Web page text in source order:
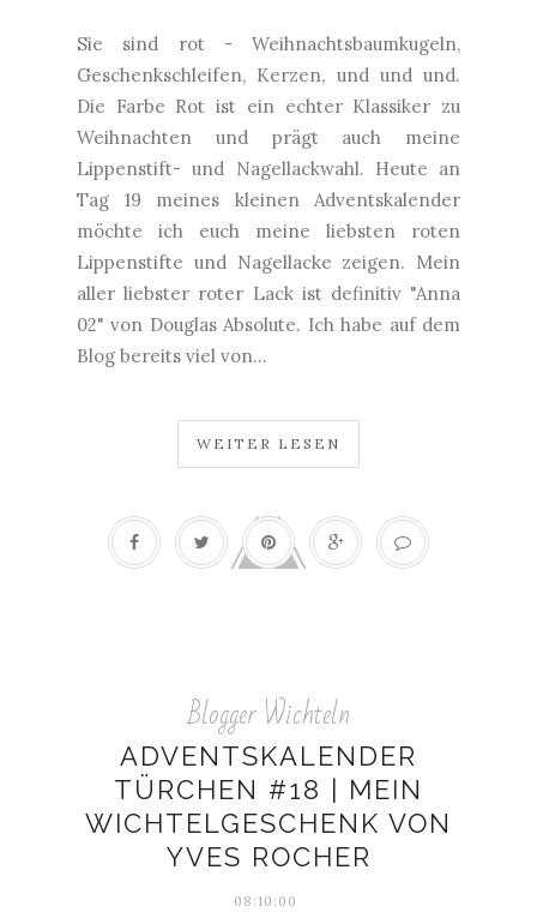
Sie sind rot - Weihnachtsbaumkugeln,
Geschenkschleifen, Kerzen, und und und.
Die Farbe Rot ist ein echter Klassiker zu
Weihnachten und prägt auch meine
Lippenstift- und Nagellackwahl. Heute an
Tag 19 meines kleinen Adventskalender
möchte ich euch meine liebsten roten
Lippenstifte und Nagellacke zeigen. Mein
aller liebster roter Lack ist definitiv "Anna
02" von Douglas Absolute. Ich habe auf dem
Blog bereits viel von...
WEITER LESEN
Blogger Wichteln
ADVENTSKALENDER
TÜRCHEN #18 | MEIN
WICHTELGESCHENK VON
YVES ROCHER
08:10:00